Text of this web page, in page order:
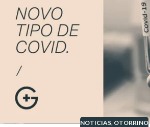
NOTICIAS OTORRINO